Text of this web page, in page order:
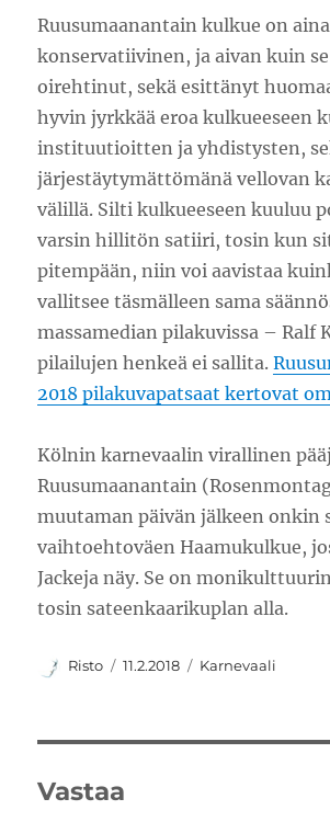
Ruusumaanantain kulkue on
konservatiivinen, ja aivan kuin
oirehtinut, sekä esittänyt
hyvin jyrkkää eroa kulkueeseen
instituutioitten ja yhdistysten,
järjestäytymättömänä vellovan
välillä. Silti kulkueeseen kuuluu
varsin hillitön satiiri, tosin kun
pitempään, niin voi aavistaa
vallitsee täsmälleen sama
massamedian pilakuvissa – Ralf
pilailujen henkeä ei sallita.
2018 pilakuvapatsaat kertovat
Kölnin karnevaalin virallinen
Ruusumaanantain
muutaman päivän jälkeen onkin
vaihtoehtoväen Haamukulkue,
Jackeja näy. Se on
tosin sateenkaarikuplan alla.
Kirjoittaja
Risto Julkaistu
11.2.2018 Kategoriat
Karnevaali
Vastaa